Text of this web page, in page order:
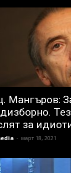
Мангъров:
за
- март 18, 2021